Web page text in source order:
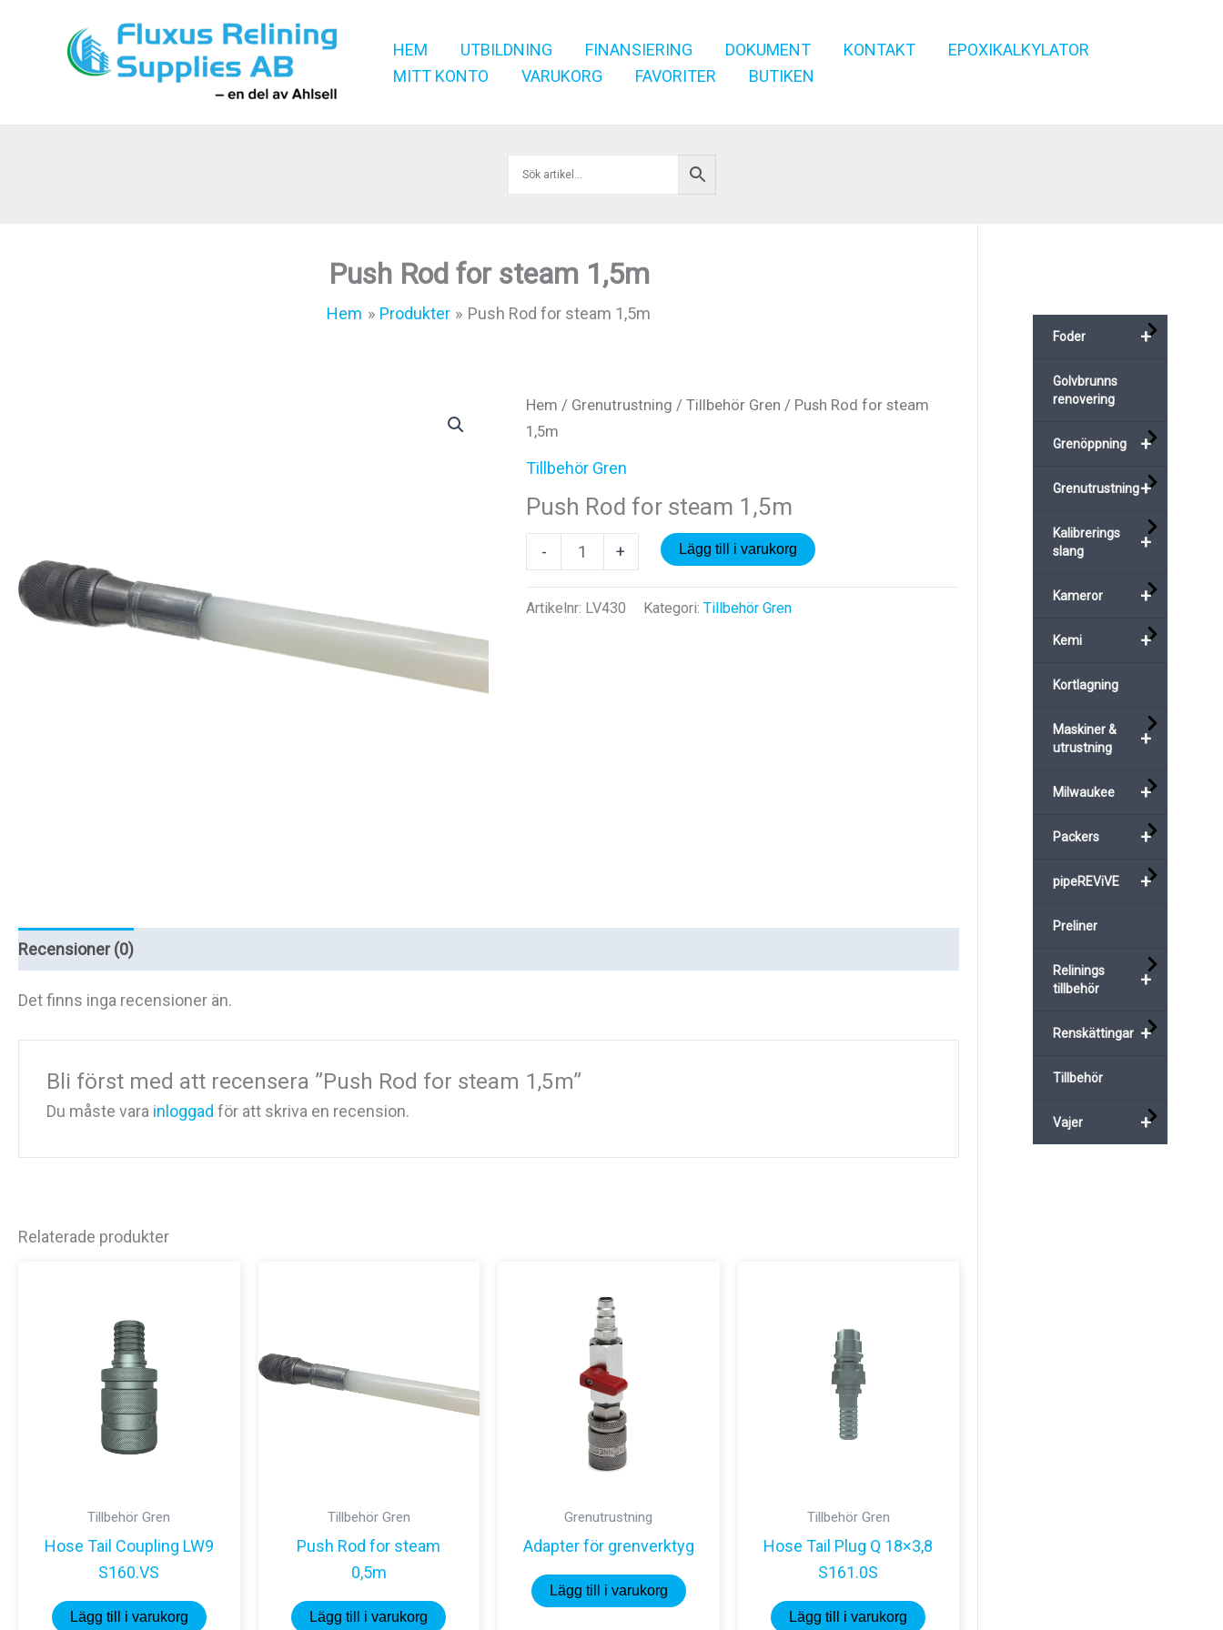
HEM UTBILDNING FINANSIERING DOKUMENT KONTAKT
EPOXIKALKYLATOR
MITT KONTO
VARUKORG FAVORITER BUTIKEN
Push Rod for steam 1,5m
Hem Produkter Push Rod for steam 1,5m
Hem / Grenutrustning /Tillbehör Gren / Push Rod for steam
1,5m
Tillbehör Gren
Push Rod for steam 1,5m
-
Rod
for
+ Lägg till i varukorg
Artikelnr: LV430 Kategori:Tillbehör Gren
Recensioner (0)
Det finns inga recensioner än.
Bli först med att recensera ”Push Rod for steam 1,5m”
Du måste vara inloggad för att skriva en recension.
Relaterade produkter
Tillbehör Gren
Hose Tail Coupling LW9
S160.VS
Lägg till i varukorg
Tillbehör Gren
Push Rod for steam
0,5m
Lägg till i varukorg
Grenutrustning
Adapter för grenverktyg
Lägg till i varukorg
Tillbehör Gren
Hose Tail Plug Q 18×3,8
S161.0S
Lägg till i varukorg
+
Foder
Golvbrunns
renovering
+
Grenöppning
+
Grenutrustning
+
Kalibrerings
slang
+
Kameror
+
Kemi
Kortlagning
+
Maskiner &
utrustning
+
Milwaukee
+
Packers
+
pipeREViVE
Preliner
+
Relinings
tillbehör
+
Renskättingar
Tillbehör
+
Vajer